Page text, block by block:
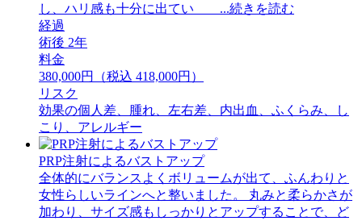
し、ハリ感も十分に出てい ...続きを読む
経過
術後 2年
料金
380,000円（税込 418,000円）
リスク
効果の個人差、腫れ、左右差、内出血、ふくらみ、し
こり、アレルギー
PRP注射によるバストアップ
全体的にバランスよくボリュームが出て、ふんわりと
女性らしいラインへと整いました。 丸みと柔らかさが
加わり、サイズ感もしっかりとアップすることで、ど